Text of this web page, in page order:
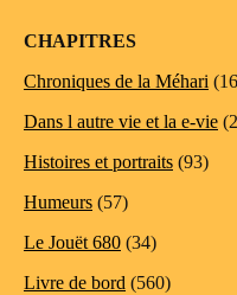
CHAPITRES
Chroniques de la Méhari
Dans l autre vie et la e-vie
Histoires et portraits (93)
Humeurs (57)
Le Jouët 680 (34)
Livre de bord (560)